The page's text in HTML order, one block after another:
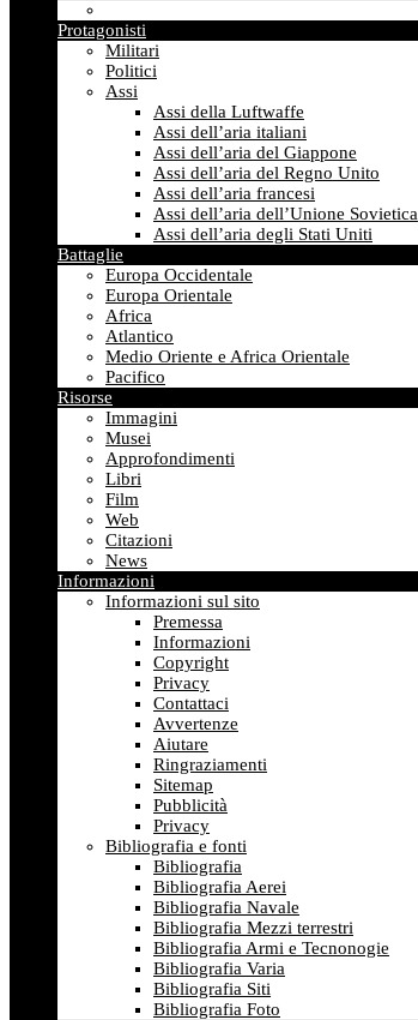
Protagonisti
Militari
Politici
Assi
Assi della Luftwaffe
Assi dell’aria italiani
Assi dell’aria del Giappone
Assi dell’aria del Regno Unito
Assi dell’aria francesi
Assi dell’aria dell’Unione Sovietica
Assi dell’aria degli Stati Uniti
Battaglie
Europa Occidentale
Europa Orientale
Africa
Atlantico
Medio Oriente e Africa Orientale
Pacifico
Risorse
Immagini
Musei
Approfondimenti
Libri
Film
Web
Citazioni
News
Informazioni
Informazioni sul sito
Premessa
Informazioni
Copyright
Privacy
Contattaci
Avvertenze
Aiutare
Ringraziamenti
Sitemap
Pubblicità
Privacy
Bibliografia e fonti
Bibliografia
Bibliografia Aerei
Bibliografia Navale
Bibliografia Mezzi terrestri
Bibliografia Armi e Tecnonogie
Bibliografia Varia
Bibliografia Siti
Bibliografia Foto